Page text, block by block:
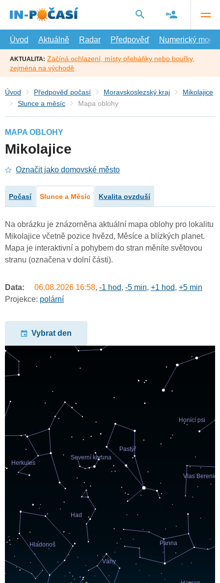
hlavní
Úvod
Aktuálně Radar Předpověď Numerický model
AKTUALITA: Začíná ochlazení, místy přeháňky nebo bouřky,
zejména na východě
Úvod Předpověď počasí Moravskoslezský kraj
Mikolajice
Slunce a měsíc
Mapa oblohy
MAPA OBLOHY
Mikolajice
Označit jako domovské město
Počasí Slunce a Měsíc Kvalita ovzduší
Na obrázku je znázorněna aktuální mapa oblohy pro lokalitu
Mikolajice včetně pozice hvězd, Měsíce a blízkých planet.
Mapa je interaktivní a pohybem do stran měníte světovou
stranu (označena v dolní části).
Data: 06.08.2026 16:58, -1 hod, -5 min, +1 hod, +5 min
Projekce: polární
Vybrat den
undefined
undefined